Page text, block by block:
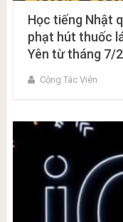
Học tiếng Nhật
phạt hút thuốc
Yên từ tháng 7/
Cộng Tác Viên